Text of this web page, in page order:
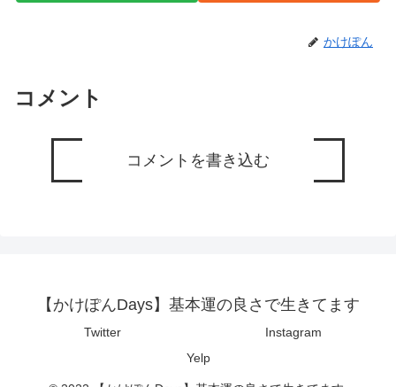
かけぽん
コメント
コメントを書き込む
【かけぽんDays】基本運の良さで生きてます
Twitter
Instagram
Yelp